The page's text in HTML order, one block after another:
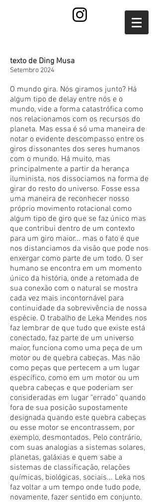
texto de Ding Musa
Setembro 2024
O mundo gira. Nós giramos junto? Há
algum tipo de delay entre nós e o
mundo, vide a forma catastrófica como
nos relacionamos com os recursos do
planeta. Mas essa é só uma maneira de
notar o evidente descompasso entre os
giros dissonantes dos seres humanos
com o mundo. Há muito, mas
principalmente a partir da herança
iluminista, nos dissociamos na forma de
girar do resto do universo. Fosse essa
uma maneira de reconhecer nosso
próprio movimento rotacional como
algum tipo de giro que se faz único mas
que contribui dentro de um contexto
para um giro maior... mas o fato é que
nos distanciamos da visão que pode nos
enxergar como parte de um todo. O ser
humano se encontra em um momento
único da história, onde a retomada de
sua conexão com o natural se mostra
cada vez mais incontornável para
continuidade da sobrevivência de nossa
espécie. O trabalho de Leka Mendes nos
faz lembrar de que tudo que existe está
conectado, faz parte de um universo
maior, funciona como uma peça de um
motor ou de quebra cabeças. Mas não
como peças que pertecem a um lugar
específico, como em um motor ou um
quebra cabeças e que poderiam ser
consideradas em lugar "errado" quando
fora de sua posição supostamente
designada quando este quebra cabeças
ou esse motor se encontrassem, por
exemplo, desmontados. Pelo contrário,
com suas analogias a sistemas solares,
planetas, galáxias e quem sabe a
sistemas de classificação, relações
químicas, biológicas, sociais... Leka nos
faz voltar a um tempo onde tudo pode,
novamente, fazer sentido em conjunto.